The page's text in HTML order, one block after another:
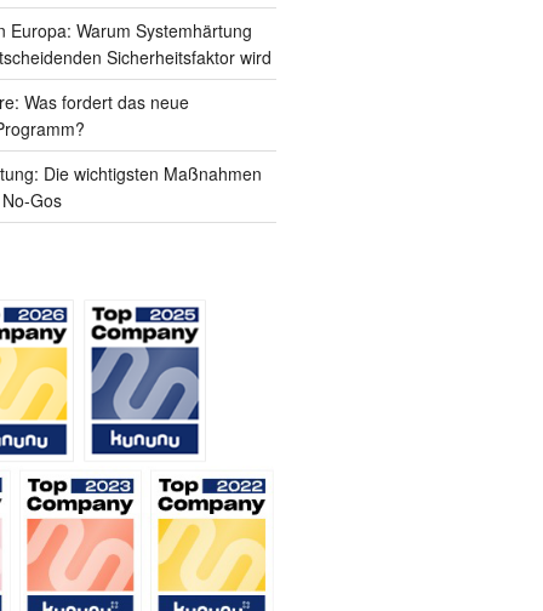
Europa: Warum Systemhärtung
Sicherheitsfaktor wird
Was fordert das neue
Die wichtigsten Maßnahmen
Gos